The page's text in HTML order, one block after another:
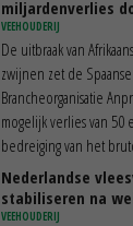
miljardenverlies
VEEHOUDERIJ
De uitbraak van
zwijnen zet de
Brancheorganisatie
mogelijk verlies van
bedreiging van het
Nederlandse
stabiliseren na
VEEHOUDERIJ